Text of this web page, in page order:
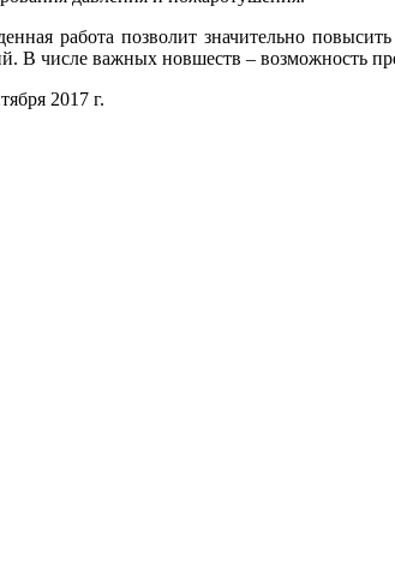
работа позволит значительно
В числе важных новшеств – возможность
2017 г.